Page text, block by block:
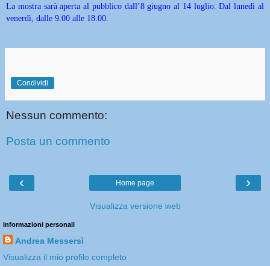
La mostra sarà aperta al pubblico dall’8 giugno al 14 luglio. Dal lunedì al
venerdì, dalle 9.00 alle 18.00.
Condividi
Nessun commento:
Posta un commento
‹ ›
Home page
Visualizza versione web
Informazioni personali
Andrea Messersì
Visualizza il mio profilo completo